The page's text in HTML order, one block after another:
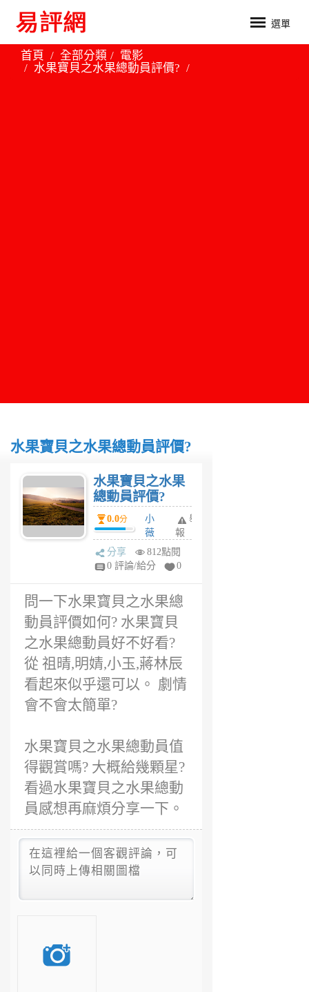
選單
首頁 全部分類
電影
水果寶貝之水果總動員評價?
水果寶貝之水果總動員評價?
水果寶貝之水果
總動員評價?
0.0分
小
薇
兒
5
舉
報
分享
812點閱
0 評論/給分
0
問一下水果寶貝之水果總
動員評價如何? 水果寶貝
之水果總動員好不好看?
從 祖晴,明婧,小玉,蔣林辰
看起來似乎還可以。 劇情
會不會太簡單?
水果寶貝之水果總動員值
得觀賞嗎? 大概給幾顆星?
看過水果寶貝之水果總動
員感想再麻煩分享一下。